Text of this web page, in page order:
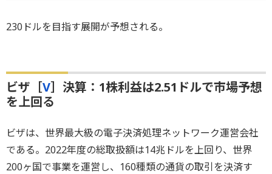
230ドルを目指す展開が予想される。
ビザ［V］決算：1株利益は2.51ドルで市場予想
を上回る
ビザは、世界最大級の電子決済処理ネットワーク運営会社
である。2022年度の総取扱額は14兆ドルを上回り、世界
200ヶ国で事業を運営し、160種類の通貨の取引を決済す